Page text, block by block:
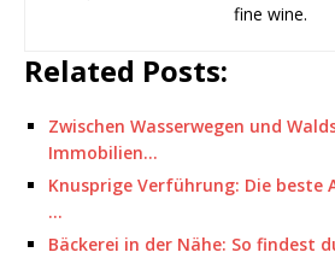
fine wine.
Related Posts:
Zwischen Wasserwegen und
Immobilien…
Knusprige Verführung: Die beste
…
Bäckerei in der Nähe: So findest